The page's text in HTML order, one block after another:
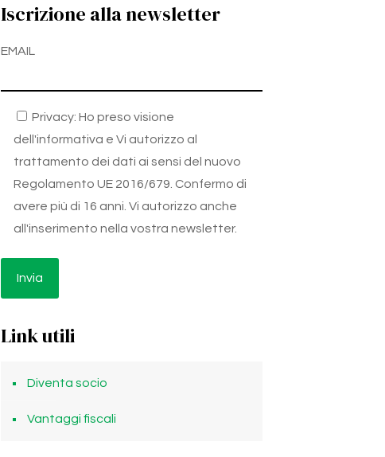
Iscrizione alla newsletter
EMAIL
Privacy: Ho preso visione
dell'informativa e Vi autorizzo al
trattamento dei dati ai sensi del nuovo
Regolamento UE 2016/679. Confermo di
avere più di 16 anni. Vi autorizzo anche
all'inserimento nella vostra newsletter.
Link utili
Diventa socio
Vantaggi fiscali